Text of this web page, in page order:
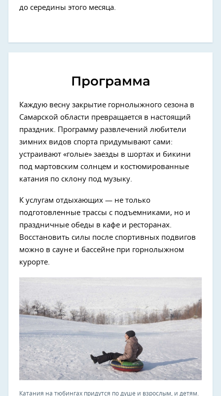
до середины этого месяца.
Программа
Каждую весну закрытие горнолыжного сезона в
Самарской области превращается в настоящий
праздник. Программу развлечений любители
зимних видов спорта придумывают сами:
устраивают «голые» заезды в шортах и бикини
под мартовским солнцем и костюмированные
катания по склону под музыку.
К услугам отдыхающих — не только
подготовленные трассы с подъемниками, но и
праздничные обеды в кафе и ресторанах.
Восстановить силы после спортивных подвигов
можно в сауне и бассейне при горнолыжном
курорте.
Катания на тюбингах придутся по душе и взрослым, и детям.